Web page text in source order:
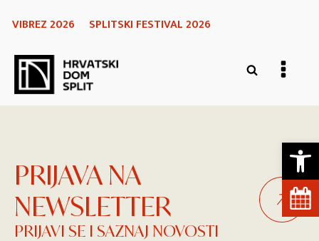
VIBREZ 2026 SPLITSKI FESTIVAL 2026
PRIJAVA NA
NEWSLETTER
PRIJAVI SE I SAZNAJ NOVOSTI